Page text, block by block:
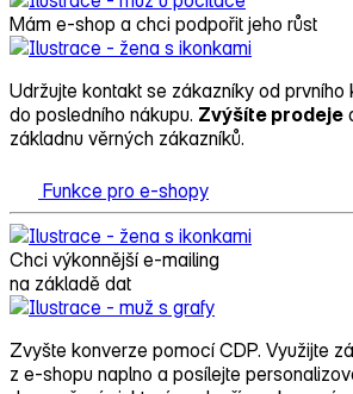
Mám e‑shop a chci podpořit jeho růst
Udržujte kontakt se zákazníky od prvního
do posledního nákupu. Zvýšíte prodeje
základnu věrných zákazníků.
Funkce pro e-shopy
Chci výkonnější e‑mailing
na základě dat
Zvyšte konverze pomocí CDP. Využijte
z e‑shopu naplno a posílejte